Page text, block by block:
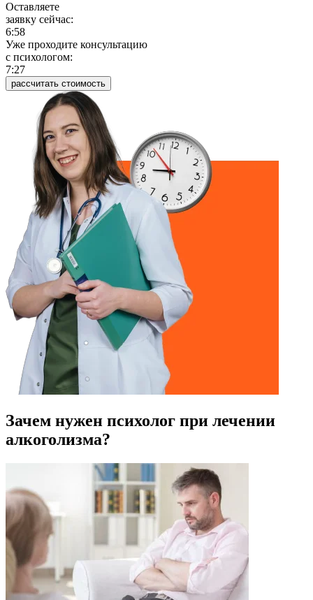
Оставляете
заявку сейчас:
6:58
Уже проходите консультацию
c психологом:
7:27
рассчитать стоимость
Зачем нужен психолог при лечении
алкоголизма?